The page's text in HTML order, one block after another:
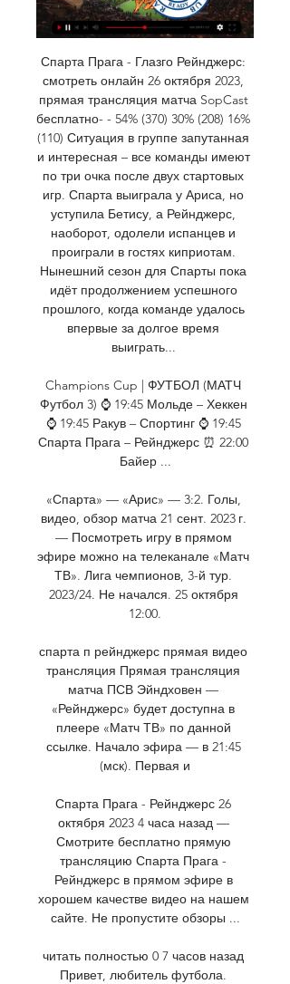
Спарта Прага - Глазго Рейнджерс:
смотреть онлайн 26 октября 2023,
прямая трансляция матча SopCast
бесплатно- - 54% (370) 30% (208) 16%
(110) Ситуация в группе запутанная
и интересная – все команды имеют
по три очка после двух стартовых
игр. Спарта выиграла у Ариса, но
уступила Бетису, а Рейнджерс,
наоборот, одолели испанцев и
проиграли в гостях киприотам.
Нынешний сезон для Спарты пока
идёт продолжением успешного
прошлого, когда команде удалось
впервые за долгое время
выиграть...
Champions Cup | ФУТБОЛ (МАТЧ
Футбол 3) ⌚ 19:45 Мольде – Хеккен
⌚ 19:45 Ракув – Спортинг ⌚ 19:45
Спарта Прага – Рейнджерс ⏰ 22:00
Байер ...
«Спарта» — «Арис» — 3:2. Голы,
видео, обзор матча 21 сент. 2023 г.
— Посмотреть игру в прямом
эфире можно на телеканале «Матч
ТВ». Лига чемпионов, 3-й тур.
2023/24. Не начался. 25 октября
12:00.
спарта п рейнджерс прямая видео
трансляция Прямая трансляция
матча ПСВ Эйндховен —
«Рейнджерс» будет доступна в
плеере «Матч ТВ» по данной
ссылке. Начало эфира — в 21:45
(мск). Первая и
Спарта Прага - Рейнджерс 26
октября 2023 4 часа назад —
Смотрите бесплатно прямую
трансляцию Спарта Прага -
Рейнджерс в прямом эфире в
хорошем качестве видео на нашем
сайте. Не пропустите обзоры ...
читать полностью 0 7 часов назад
Привет, любитель футбола.